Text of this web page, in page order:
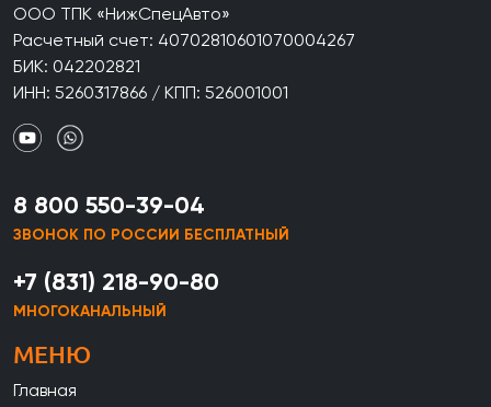
ООО ТПК «НижСпецАвто»
Расчетный счет: 40702810601070004267
БИК: 042202821
ИНН: 5260317866 / КПП: 526001001
8 800 550-39-04
ЗВОНОК ПО РОССИИ БЕСПЛАТНЫЙ
+7 (831) 218-90-80
МНОГОКАНАЛЬНЫЙ
МЕНЮ
Главная